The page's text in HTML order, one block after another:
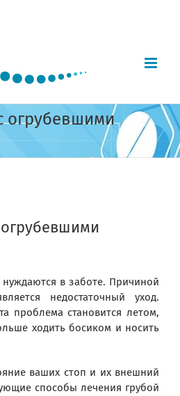
огрубевшими
в заботе. Причиной
недостаточный уход.
проблема становится летом,
ходить босиком и носить
ваших стоп и их внешний
способы лечения грубой